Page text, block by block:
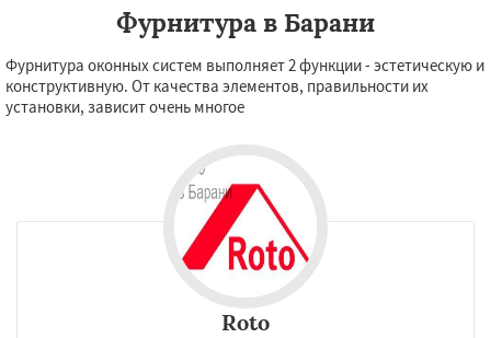
Фурнитура в Барани
Фурнитура оконных систем выполняет 2 функции - эстетическую и
конструктивную. От качества элементов, правильности их
установки, зависит очень многое
Roto